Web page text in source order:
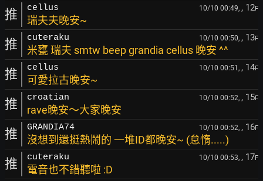
推 cellus 10/10 00:49, , 12F
瑞夫夫晚安~
推 cuteraku 10/10 00:50, , 13F
米甕 瑞夫 smtw beep grandia cellus 晚安 ^^
推 cellus 10/10 00:51, , 14F
可愛拉古晚安~
推 croatian 10/10 00:52, , 15F
rave晚安～大家晚安
推 GRANDIA74 10/10 00:52, , 16F
沒想到還挺熱鬧的 一堆ID都晚安~ (怠惰.....)
推 cuteraku 10/10 00:53, , 17F
電音也不錯聽啦 :D